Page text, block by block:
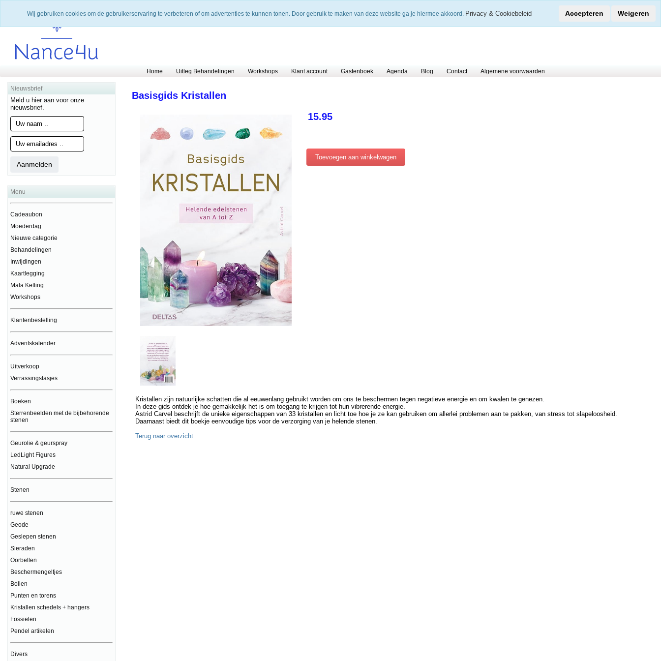
Home Uitleg Behandelingen Workshops Klant account Gastenboek Agenda Blog Contact Algemene voorwaarden
Nieuwsbrief
Meld u hier aan voor onze
nieuwsbrief.
Menu
Cadeaubon
Moederdag
Nieuwe categorie
Behandelingen
Inwijdingen
Kaartlegging
Mala Ketting
Workshops
Klantenbestelling
Adventskalender
Uitverkoop
Verrassingstasjes
Boeken
Sterrenbeelden met de bijbehorende
stenen
Geurolie & geurspray
LedLight Figures
Natural Upgrade
Stenen
ruwe stenen
Geode
Geslepen stenen
Sieraden
Oorbellen
Beschermengeltjes
Bollen
Punten en torens
Kristallen schedels + hangers
Fossielen
Pendel artikelen
Divers
Basisgids Kristallen
15.95
Kristallen zijn natuurlijke schatten die al eeuwenlang gebruikt worden om ons te beschermen tegen negatieve energie en om kwalen te genezen.
In deze gids ontdek je hoe gemakkelijk het is om toegang te krijgen tot hun vibrerende energie.
Astrid Carvel beschrijft de unieke eigenschappen van 33 kristallen en licht toe hoe je ze kan gebruiken om allerlei problemen aan te pakken, van stress tot slapeloosheid.
Daarnaast biedt dit boekje eenvoudige tips voor de verzorging van je helende stenen.
Terug naar overzicht
Wij gebruiken cookies om de gebruikerservaring te verbeteren of om advertenties te kunnen tonen. Door gebruik te maken van deze website ga je hiermee akkoord. Privacy & Cookiebeleid Accepteren Weigeren